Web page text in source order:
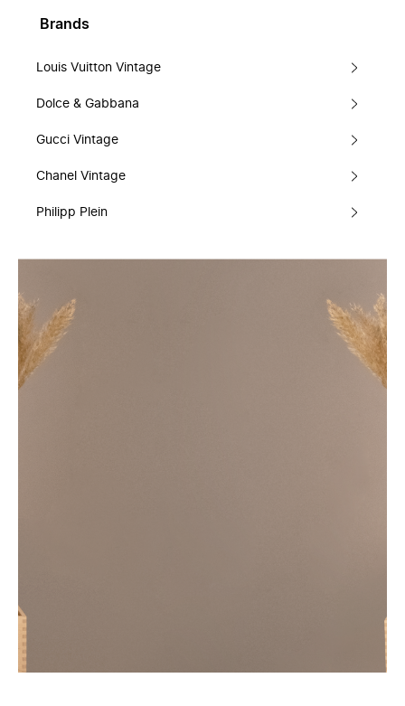
Brands
Louis Vuitton Vintage
Dolce & Gabbana
Gucci Vintage
Chanel Vintage
Philipp Plein